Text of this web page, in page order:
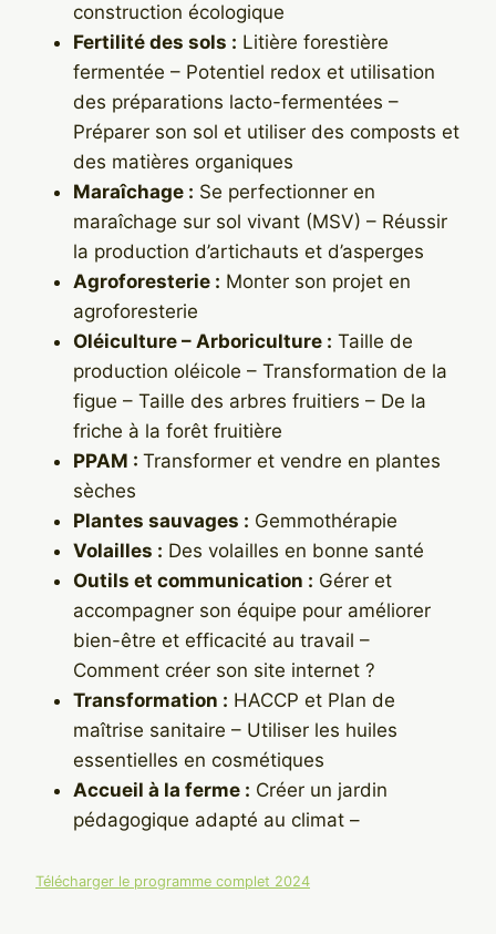
construction écologique
Fertilité des sols : Litière forestière
fermentée – Potentiel redox et utilisation
des préparations lacto-fermentées –
Préparer son sol et utiliser des composts et
des matières organiques
Maraîchage : Se perfectionner en
maraîchage sur sol vivant (MSV) – Réussir
la production d’artichauts et d’asperges
Agroforesterie : Monter son projet en
agroforesterie
Oléiculture – Arboriculture : Taille de
production oléicole – Transformation de la
figue – Taille des arbres fruitiers – De la
friche à la forêt fruitière
PPAM : Transformer et vendre en plantes
sèches
Plantes sauvages : Gemmothérapie
Volailles : Des volailles en bonne santé
Outils et communication : Gérer et
accompagner son équipe pour améliorer
bien-être et efficacité au travail –
Comment créer son site internet ?
Transformation : HACCP et Plan de
maîtrise sanitaire – Utiliser les huiles
essentielles en cosmétiques
Accueil à la ferme : Créer un jardin
pédagogique adapté au climat –
Télécharger le programme complet 2024